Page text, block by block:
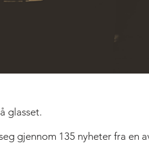
glasset.
gjennom 135 nyheter fra en